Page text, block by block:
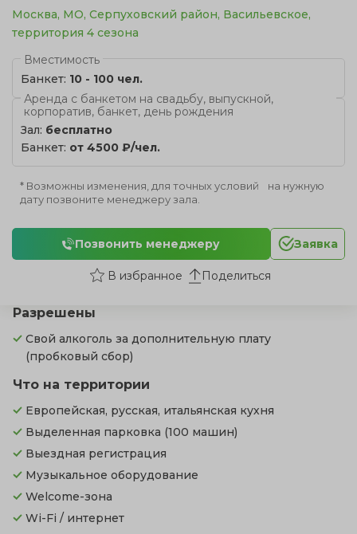
Разрешены
Свой алкоголь за дополнительную плату
(пробковый сбор)
Что на территории
Европейская, русская, итальянская кухня
Выделенная парковка (100 машин)
Выездная регистрация
Музыкальное оборудование
Welcome-зона
Wi-Fi / интернет
Москва, МО, Серпуховский район, Васильевское,
территория 4 сезона
Вместимость
Банкет: 10 - 100 чел.
Аренда с банкетом на свадьбу, выпускной,
корпоратив, банкет, день рождения
Зал: бесплатно
Банкет: от 4500 ₽/чел.
* Возможны изменения, для точных условий на нужную
дату позвоните менеджеру зала.
Позвонить менеджеру Заявка
Поделиться